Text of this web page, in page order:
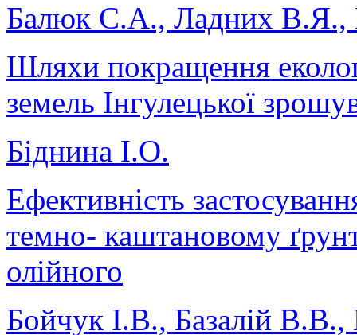
Балюк С.А., Ладних В.Я.,
Шляхи покращення
земель Інгулецької
Біднина І.О.
Ефективність
темно- каштановому
олійного
Бойчук І.В., Базалій